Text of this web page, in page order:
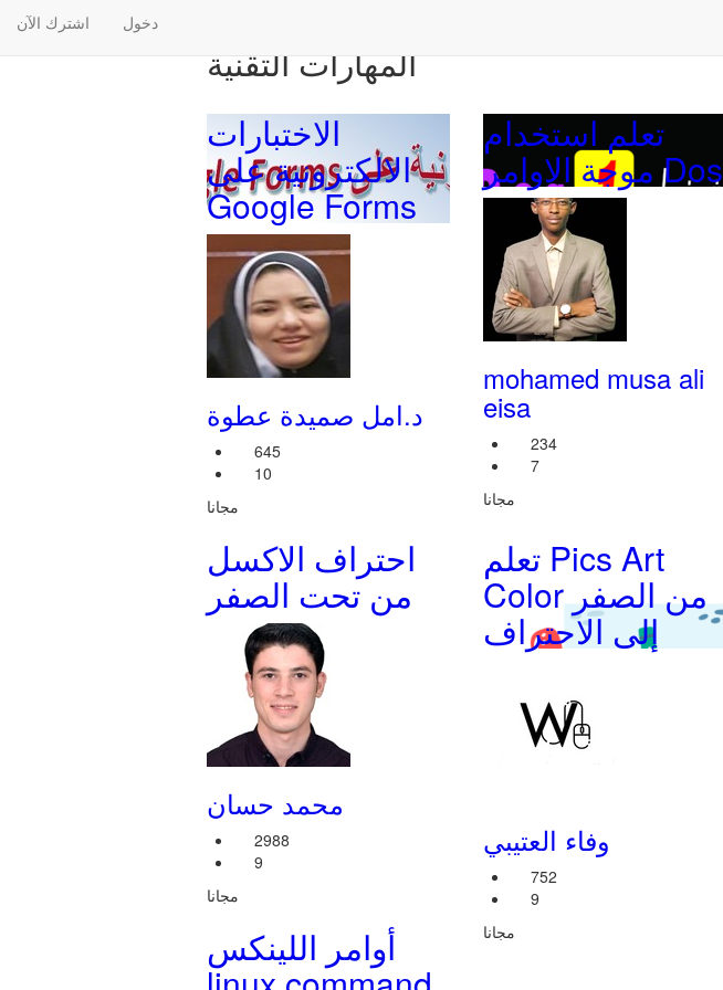
اشترك الآن دخول
المهارات التقنية
تعلم استخدام
موجة الاوامر Dos
mohamed musa ali
eisa
234
7
مجانا
الاختبارات
الالكترونية على
Google Forms
د.امل صميدة عطوة
645
10
مجانا
تعلم Pics Art
Color من الصفر
إلى الاحتراف
وفاء العتيبي
752
9
مجانا
احتراف الاكسل
من تحت الصفر
محمد حسان
2988
9
مجانا
أوامر اللينكس